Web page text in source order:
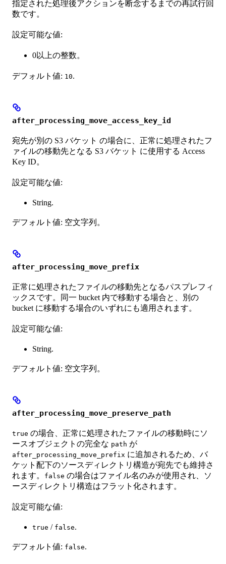
指定された処理後アクションを断念するまでの再試行回
数です。
設定可能な値:
0以上の整数。
デフォルト値: 10.
after_processing_move_access_key_id
宛先が別の S3 バケット の場合に、正常に処理されたフ
ァイルの移動先となる S3 バケット に使用する Access
Key ID。
設定可能な値:
String.
デフォルト値: 空文字列。
after_processing_move_prefix
正常に処理されたファイルの移動先となるパスプレフィ
ックスです。同一 bucket 内で移動する場合と、別の
bucket に移動する場合のいずれにも適用されます。
設定可能な値:
String.
デフォルト値: 空文字列。
after_processing_move_preserve_path
true の場合、正常に処理されたファイルの移動時にソ
ースオブジェクトの完全な path が
after_processing_move_prefix に追加されるため、バ
ケット配下のソースディレクトリ構造が宛先でも維持さ
れます。
false の場合はファイル名のみが使用され、ソ
ースディレクトリ構造はフラット化されます。
設定可能な値:
true / false.
デフォルト値: false.